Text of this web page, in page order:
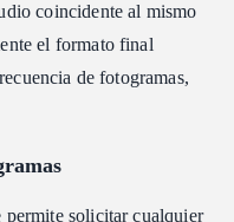
coincidente al mismo
el formato final
de fotogramas,
solicitar cualquier